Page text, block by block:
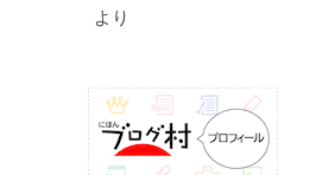
より